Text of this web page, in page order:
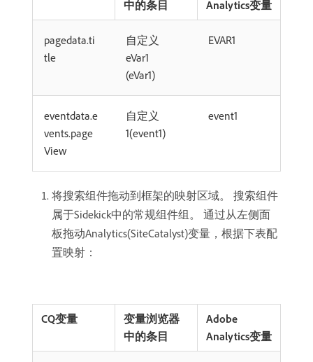
中的条目 Analytics变量
pagedata.ti
tle
自定义
eVar1
(eVar1)
EVAR1
eventdata.e
vents.page
View
自定义
1(event1)
event1
将搜索组件拖动到框架的映射区域。 搜索组件
属于Sidekick中的常规组件组。 通过从左侧面
板拖动Analytics(SiteCatalyst)变量，根据下表配
置映射：
CQ变量
变量浏览器
中的条目
Adobe
Analytics变量